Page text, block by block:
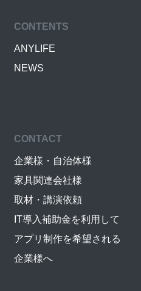
CONTENTS
ANYLIFE
NEWS
CONTACT
企業様・自治体様
家具関連会社様
取材・講演依頼
IT導入補助金を利用して
アプリ制作を希望される
企業様へ